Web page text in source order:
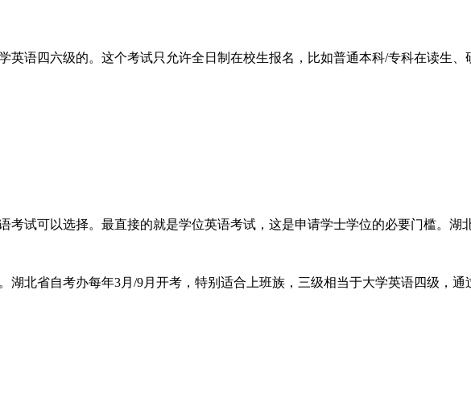
语四六级的。这个考试只允许全日制在校生报名，比如普通本科/专科在读生、
考试可以选择。最直接的就是学位英语考试，这是申请学士学位的必要门槛。湖
湖北省自考办每年3月/9月开考，特别适合上班族，三级相当于大学英语四级，